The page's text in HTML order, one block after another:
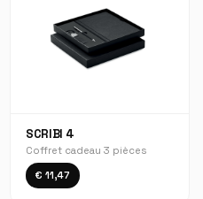
SCRIBI 4
Coffret cadeau 3 pièces
€ 11,47